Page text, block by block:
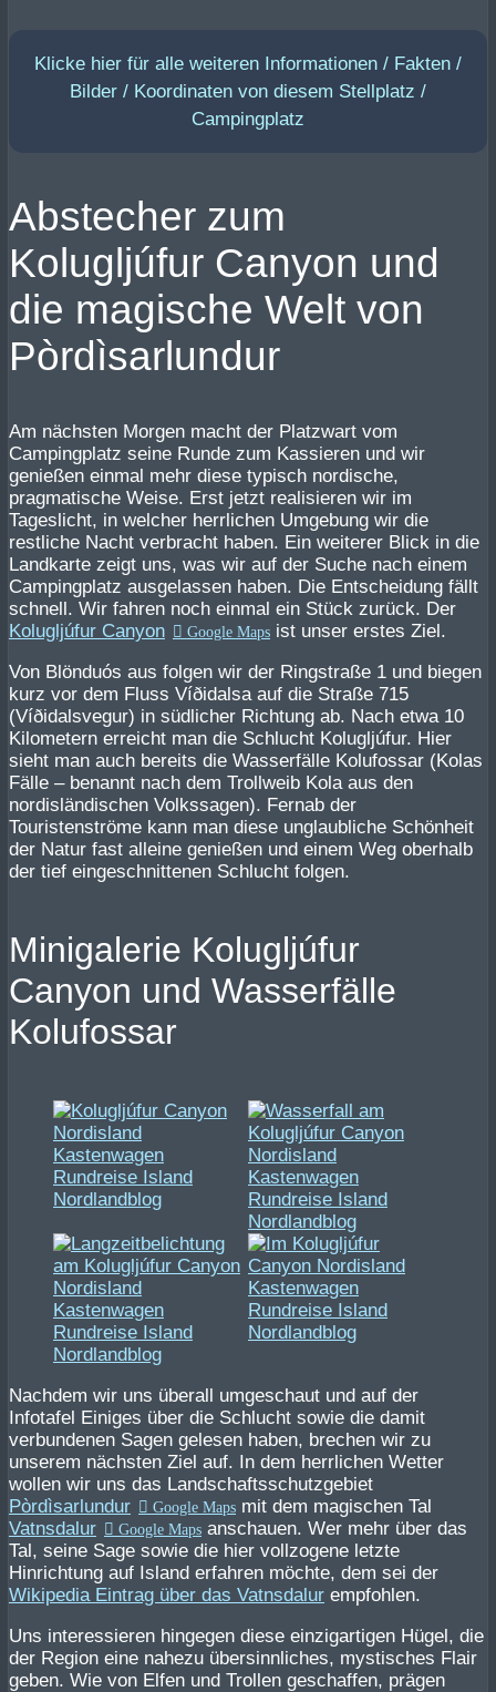
Klicke hier für alle weiteren Informationen / Fakten /
Bilder / Koordinaten von diesem Stellplatz /
Campingplatz
Abstecher zum
Kolugljúfur Canyon und
die magische Welt von
Pòrdìsarlundur
Am nächsten Morgen macht der Platzwart vom
Campingplatz seine Runde zum Kassieren und wir
genießen einmal mehr diese typisch nordische,
pragmatische Weise. Erst jetzt realisieren wir im
Tageslicht, in welcher herrlichen Umgebung wir die
restliche Nacht verbracht haben. Ein weiterer Blick in die
Landkarte zeigt uns, was wir auf der Suche nach einem
Campingplatz ausgelassen haben. Die Entscheidung fällt
schnell. Wir fahren noch einmal ein Stück zurück. Der
Kolugljúfur Canyon
ist unser erstes Ziel.
Von Blönduós aus folgen wir der Ringstraße 1 und biegen
kurz vor dem Fluss Víðidalsa auf die Straße 715
(Víðidalsvegur) in südlicher Richtung ab. Nach etwa 10
Kilometern erreicht man die Schlucht Kolugljúfur. Hier
sieht man auch bereits die Wasserfälle Kolufossar (Kolas
Fälle – benannt nach dem Trollweib Kola aus den
nordisländischen Volkssagen). Fernab der
Touristenströme kann man diese unglaubliche Schönheit
der Natur fast alleine genießen und einem Weg oberhalb
der tief eingeschnittenen Schlucht folgen.
Minigalerie Kolugljúfur
Canyon und Wasserfälle
Kolufossar
Nachdem wir uns überall umgeschaut und auf der
Infotafel Einiges über die Schlucht sowie die damit
verbundenen Sagen gelesen haben, brechen wir zu
unserem nächsten Ziel auf. In dem herrlichen Wetter
wollen wir uns das Landschaftsschutzgebiet
Pòrdìsarlundur
mit dem magischen Tal
Vatnsdalur
anschauen. Wer mehr über das
Tal, seine Sage sowie die hier vollzogene letzte
Hinrichtung auf Island erfahren möchte, dem sei der
Wikipedia Eintrag über das Vatnsdalur empfohlen.
Uns interessieren hingegen diese einzigartigen Hügel, die
der Region eine nahezu übersinnliches, mystisches Flair
geben. Wie von Elfen und Trollen geschaffen, prägen